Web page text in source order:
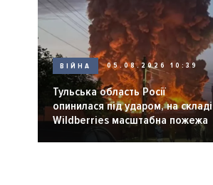
ВІЙНА 05.08.2026 10:39
Тульська область Росії
опинилася під ударом, на складі
Wildberries масштабна пожежа